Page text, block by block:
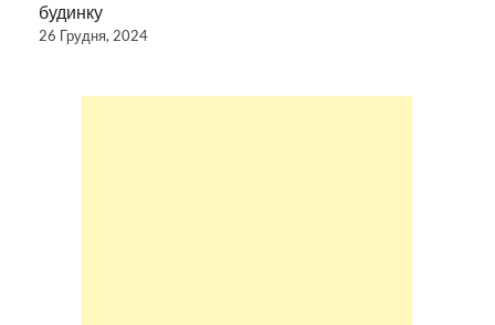
будинку
26 Грудня, 2024